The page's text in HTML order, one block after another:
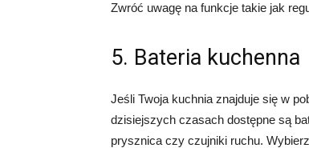
Zwróć uwagę na funkcje takie jak
5. Bateria kuchenna
Jeśli Twoja kuchnia znajduje się w
dzisiejszych czasach dostępne są
prysznica czy czujniki ruchu.